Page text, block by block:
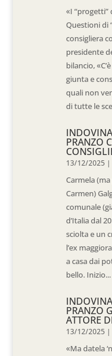
«I “progetti”
Questioni di
consigliera
presidente
bilancio,
giunta e
quali non
di tutte le
PRANZO
13/12/2025 |
Carmela
Carmen)
comunale
d’Italia dal
sciolta e un
l’ex
a casa dai
bello. Inizio...
PRANZO
ATTORE
13/12/2025 |
«Ma datela